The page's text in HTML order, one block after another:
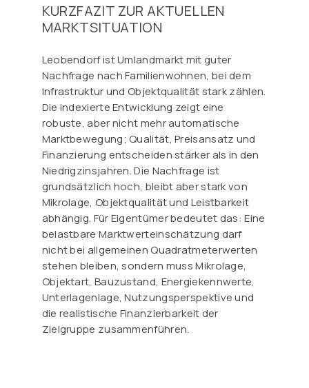
KURZFAZIT ZUR AKTUELLEN
MARKTSITUATION
Leobendorf ist Umlandmarkt mit guter
Nachfrage nach Familienwohnen, bei dem
Infrastruktur und Objektqualität stark zählen.
Die indexierte Entwicklung zeigt eine
robuste, aber nicht mehr automatische
Marktbewegung; Qualität, Preisansatz und
Finanzierung entscheiden stärker als in den
Niedrigzinsjahren. Die Nachfrage ist
grundsätzlich hoch, bleibt aber stark von
Mikrolage, Objektqualität und Leistbarkeit
abhängig. Für Eigentümer bedeutet das: Eine
belastbare Marktwerteinschätzung darf
nicht bei allgemeinen Quadratmeterwerten
stehen bleiben, sondern muss Mikrolage,
Objektart, Bauzustand, Energiekennwerte,
Unterlagenlage, Nutzungsperspektive und
die realistische Finanzierbarkeit der
Zielgruppe zusammenführen.